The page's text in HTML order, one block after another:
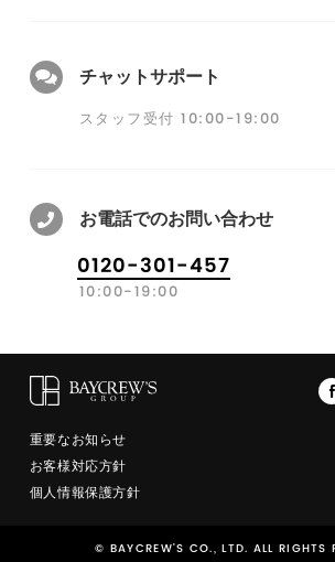
チャットサポート
スタッフ受付 10:00-19:00
お電話でのお問い合わせ
0120-301-457
10:00-19:00
重要なお知らせ
お客様対応方針
個人情報保護方針
© BAYCREW'S CO., LTD. ALL RIGHTS